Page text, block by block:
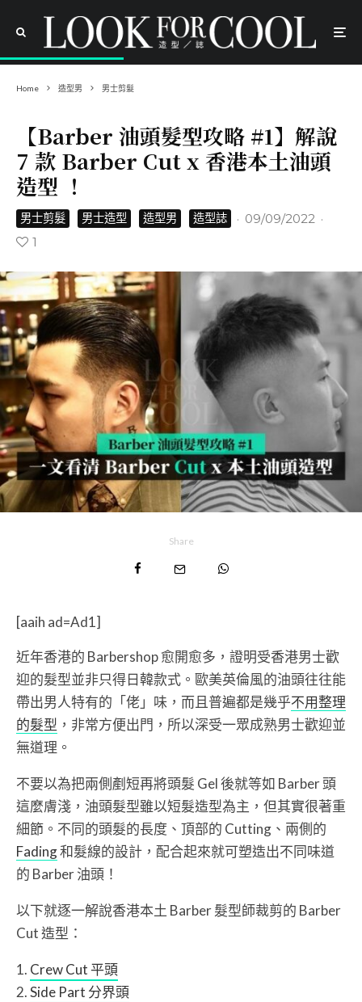
Home 造型男 男士剪髮
【Barber 油頭髮型攻略 #1】解說
7 款 Barber Cut x 香港本土油頭
造型 ！
男士剪髮 男士造型 造型男 造型誌 · 09/09/2022 ·
1
Share
[aaih ad=Ad1]
近年香港的 Barbershop 愈開愈多，證明受香港男士歡
迎的髮型並非只得日韓款式。歐美英倫風的油頭往往能
帶出男人特有的「佬」味，而且普遍都是幾乎不用整理
的髮型 ，非常方便出門，所以深受一眾成熟男士歡迎並
無道理。
不要以為把兩側剷短再將頭髮 Gel 後就等如 Barber 頭
這麼膚淺，油頭髮型雖以短髮造型為主，但其實很著重
細節。不同的頭髮的長度、頂部的 Cutting、兩側的
Fading和髮線的設計，配合起來就可塑造出不同味道
的 Barber 油頭！
以下就逐一解說香港本土 Barber 髮型師裁剪的 Barber
Cut 造型：
Crew Cut 平頭
Side Part 分界頭